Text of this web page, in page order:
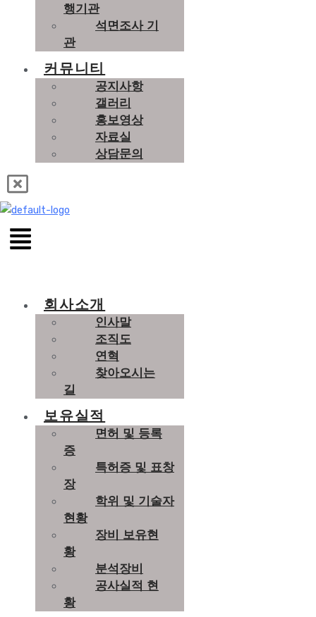
행기관
석면조사 기
관
커뮤니티
공지사항
갤러리
홍보영상
자료실
상담문의
회사소개
인사말
조직도
연혁
찾아오시는
길
보유실적
면허 및 등록
증
특허증 및 표창
장
학위 및 기술자
현황
장비 보유현
황
분석장비
공사실적 현
황
– 각종 유해가스 발생 산업 현장
– 악취 발생 사업장
– 전자, 반도체산업
– 금속가공 공장
– 화학공장
– 섬유, 피혁공장
– 식품, 제약공장
– 곡물, 사료공장